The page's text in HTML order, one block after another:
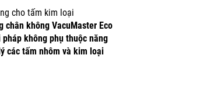
chân không VacuMaster Eco
không phụ thuộc năng
các tấm nhôm và kim loại